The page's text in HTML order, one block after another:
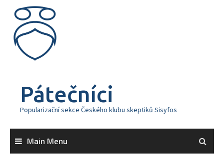
content
Pátečníci
Popularizační sekce Českého klubu skeptiků Sisyfos
Main Menu